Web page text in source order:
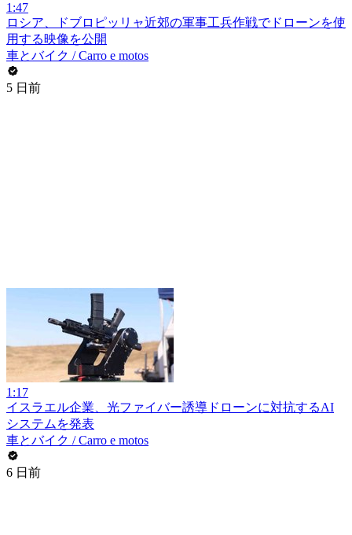
1:47
ロシア、ドブロピッリャ近郊の軍事工兵作戦でドローンを使
用する映像を公開
車とバイク / Carro e motos
5 日前
1:17
イスラエル企業、光ファイバー誘導ドローンに対抗するAI
システムを発表
車とバイク / Carro e motos
6 日前